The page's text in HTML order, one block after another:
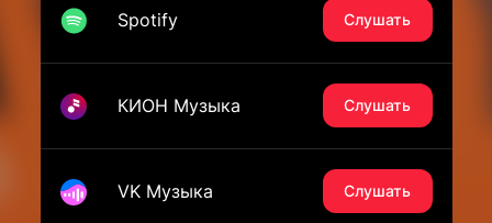
Spotify Слушать
КИОН Музыка Слушать
VK Музыка Слушать